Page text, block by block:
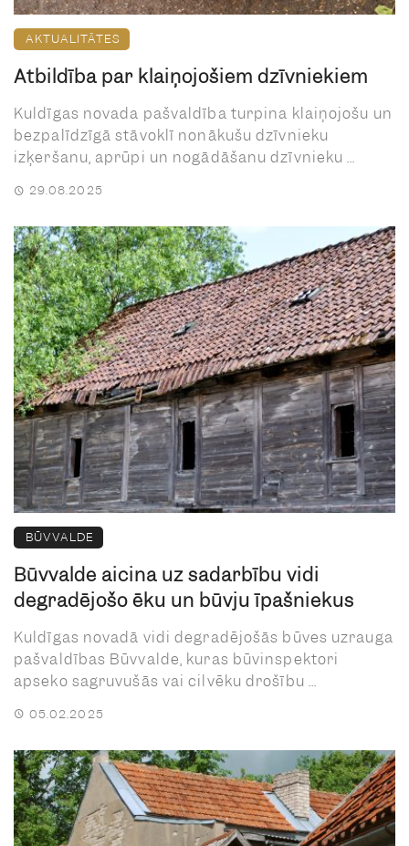
AKTUALITĀTES
Atbildība par klaiņojošiem dzīvniekiem
Kuldīgas novada pašvaldība turpina klaiņojošu un
bezpalīdzīgā stāvoklī nonākušu dzīvnieku
izķeršanu, aprūpi un nogādāšanu dzīvnieku ...
29.08.2025
BŪVVALDE
Būvvalde aicina uz sadarbību vidi
degradējošo ēku un būvju īpašniekus
Kuldīgas novadā vidi degradējošās būves uzrauga
pašvaldības Būvvalde, kuras būvinspektori
apseko sagruvušās vai cilvēku drošību ...
05.02.2025